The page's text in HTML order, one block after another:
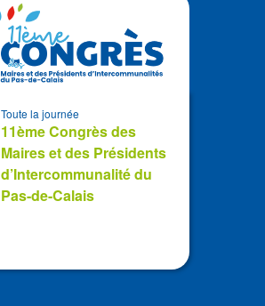
11ème Congrès des
Maires et des Présidents
d’Intercommunalité du
Pas-de-Calais
Toute la journée